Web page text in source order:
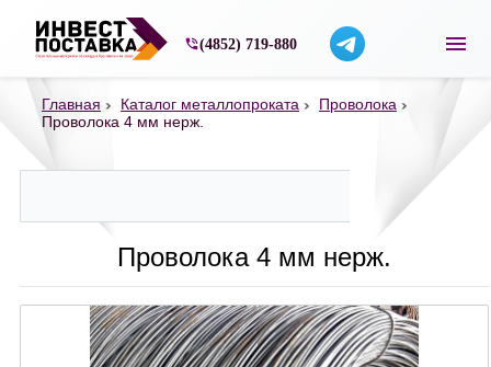
Строительные материалы со склада в
(4852) 719-880
Главная Каталог металлопроката
Проволока
Проволока 4 мм нерж.
Проволока 4 мм нерж.